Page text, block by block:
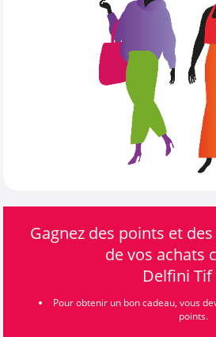
Gagnez des points et
de vos achats
Delfini Tif
Pour obtenir un bon cadeau, vous
points.